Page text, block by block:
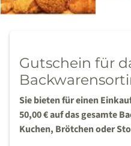
Gutschein für
Sie bieten für einen
50,00 € auf das gesamte
Kuchen, Brötchen oder